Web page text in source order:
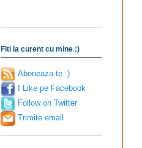
Fiti la curent cu mine :)
Aboneaza-te :)
I Like pe Facebook
Follow on Twitter
Trimite email